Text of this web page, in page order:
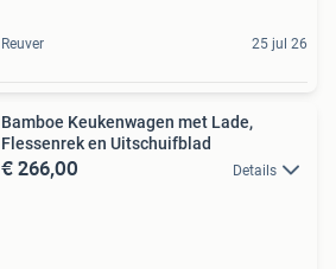
Reuver 25 jul 26
Bamboe Keukenwagen met Lade,
Flessenrek en Uitschuifblad
€ 266,00 Details